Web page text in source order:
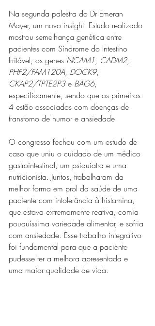
Na segunda palestra do Dr Emeran
Mayer, um novo insight. Estudo realizado
mostrou semelhança genética entre
pacientes com Síndrome do Intestino
Irritável, os genes NCAM1, CADM2,
PHF2/FAM120A, DOCK9,
CKAP2/TPTE2P3 e BAG6,
especificamente, sendo que os primeiros
4 estão associados com doenças de
transtorno de humor e ansiedade.
O congresso fechou com um estudo de
caso que uniu o cuidado de um médico
gastrointestinal, um psiquiatra e uma
nutricionista. Juntos, trabalharam da
melhor forma em prol da saúde de uma
paciente com intolerância à histamina,
que estava extremamente reativa, comia
pouquíssima variedade alimentar, e sofria
com ansiedade. Esse trabalho integrativo
foi fundamental para que a paciente
pudesse ter a melhora apresentada e
uma maior qualidade de vida.